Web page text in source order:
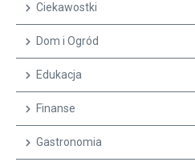
Ciekawostki
Dom i Ogród
Edukacja
Finanse
Gastronomia